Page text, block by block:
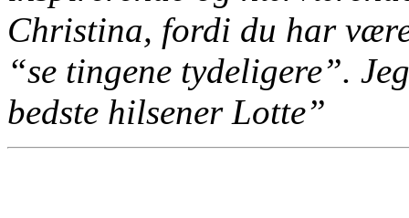
Christina, fordi du har
“se tingene tydeligere”.
bedste hilsener Lotte”